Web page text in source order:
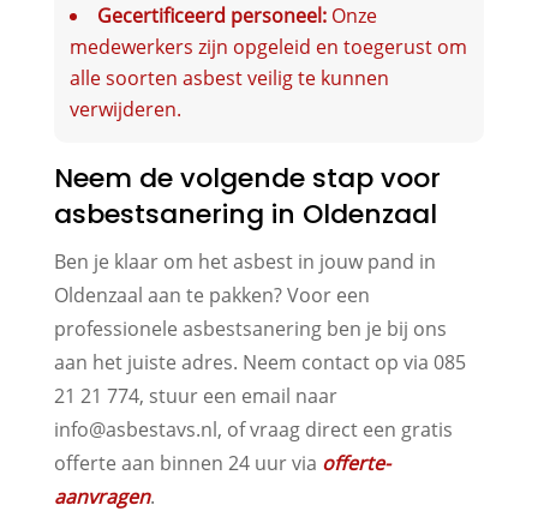
Gecertificeerd personeel:Onze
medewerkers zijn opgeleid en toegerust om
alle soorten asbest veilig te kunnen
verwijderen.
Neem de volgende stap voor
asbestsanering in Oldenzaal
Ben je klaar om het asbest in jouw pand in
Oldenzaal aan te pakken? Voor een
professionele asbestsanering ben je bij ons
aan het juiste adres. Neem contact op via 085
21 21 774, stuur een email naar
info@asbestavs.nl, of vraag direct een gratis
offerte aan binnen 24 uur via offerte-
aanvragen.